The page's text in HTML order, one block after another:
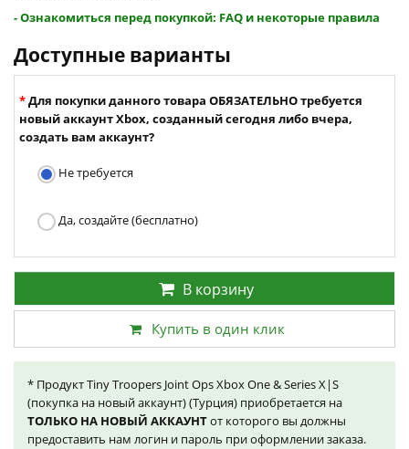
- Ознакомиться перед покупкой: FAQ и некоторые правила
Доступные варианты
Для покупки данного товара ОБЯЗАТЕЛЬНО требуется
новый аккаунт Xbox, созданный сегодня либо вчера,
создать вам аккаунт?
Не требуется
Да, создайте (бесплатно)
В корзину
Купить в один клик
* Продукт Tiny Troopers Joint Ops Xbox One & Series X|S
(покупка на новый аккаунт) (Турция) приобретается на
ТОЛЬКО НА НОВЫЙ АККАУНТот которого вы должны
предоставить нам логин и пароль при оформлении заказа.